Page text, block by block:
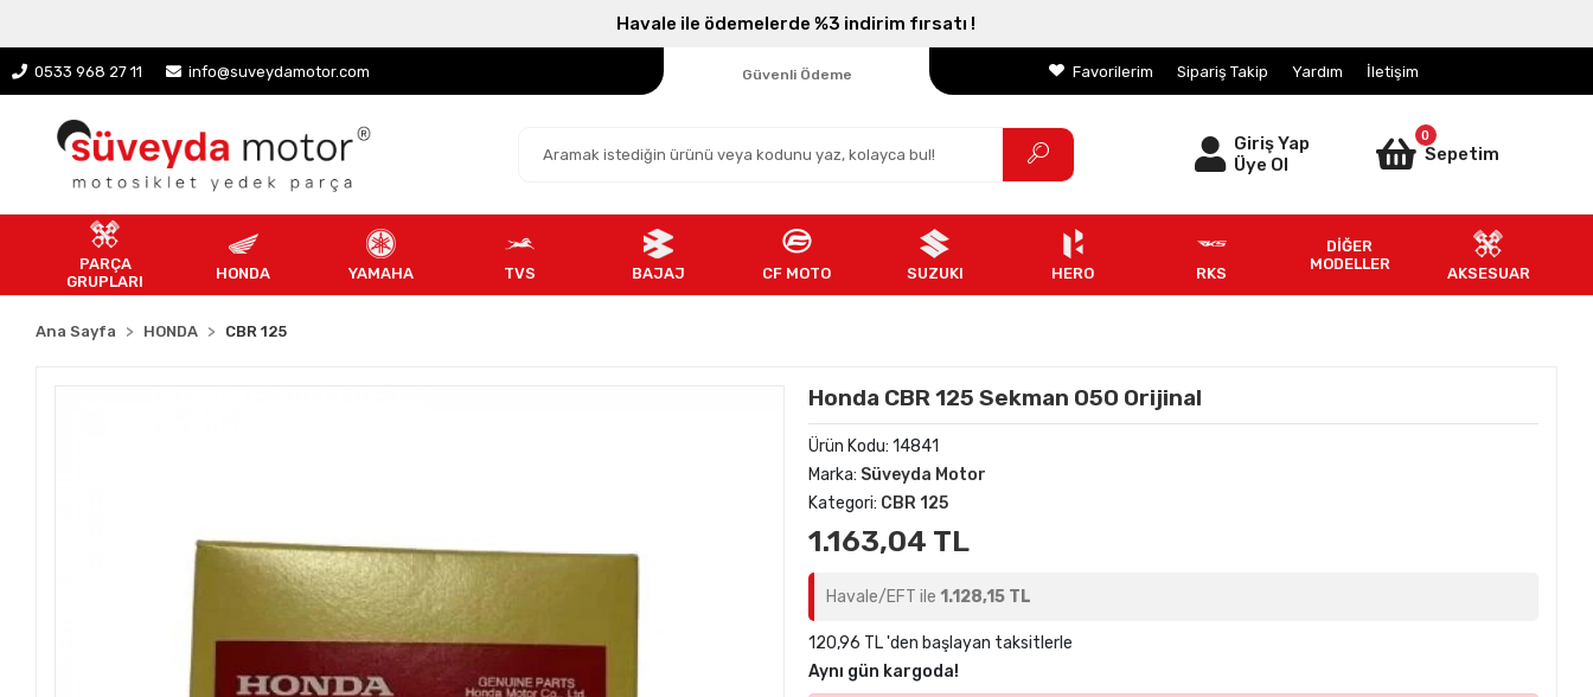
Havale ile ödemelerde %3 indirim fırsatı !
0533 968 27 11 info@suveydamotor.com
Parçanızın Online Adresi
Güvenli Ödeme
Favorilerim Sipariş Takip Yardım İletişim
Giriş Yap
Üye Ol
0
Sepetim
PARÇA
GRUPLARI
HONDA YAMAHA TVS BAJAJ CF MOTO SUZUKI HERO RKS
DİĞER
MODELLER
AKSESUAR
Ana Sayfa HONDA CBR 125
Honda CBR 125 Sekman 050 Orijinal
Ürün Kodu: 14841
Marka: Süveyda Motor
Kategori: CBR 125
1.163,04 TL
Havale/EFT ile 1.128,15 TL
120,96 TL 'den başlayan taksitlerle
Aynı gün kargoda!